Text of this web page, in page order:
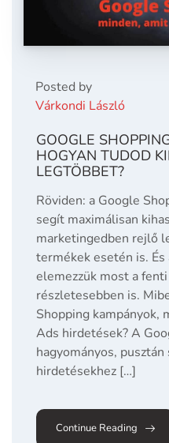
Posted by
Várkondi László
GOOGLE
HOGYAN TUDOD
LEGTÖBBET?
Röviden: a Google
segít maximálisan
marketingedben rejlő
termékek esetén is. És
elemezzük most a
részletesebben is.
Shopping kampányok,
Ads hirdetések? A
hagyományos,
hirdetésekhez […]
Continue Reading